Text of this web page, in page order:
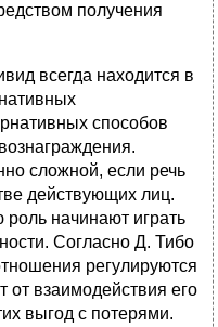
получения
всегда находится в
способов
сложной, если речь
действующих лиц.
начинают играть
Согласно Д. Тибо
регулируются
от взаимодействия его
выгод с потерями.